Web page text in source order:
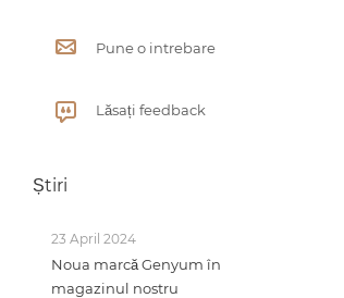
Pune o intrebare
Lăsați feedback
Știri
23 April 2024
Noua marcă Genyum în
magazinul nostru